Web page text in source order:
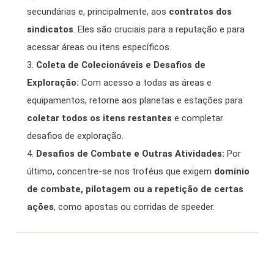
secundárias e, principalmente, aos contratos dos
sindicatos. Eles são cruciais para a reputação e para
acessar áreas ou itens específicos.
Coleta de Colecionáveis e Desafios de
Exploração: Com acesso a todas as áreas e
equipamentos, retorne aos planetas e estações para
coletar todos os itens restantes e completar
desafios de exploração.
Desafios de Combate e Outras Atividades: Por
último, concentre-se nos troféus que exigem domínio
de combate, pilotagem ou a repetição de certas
ações, como apostas ou corridas de speeder.